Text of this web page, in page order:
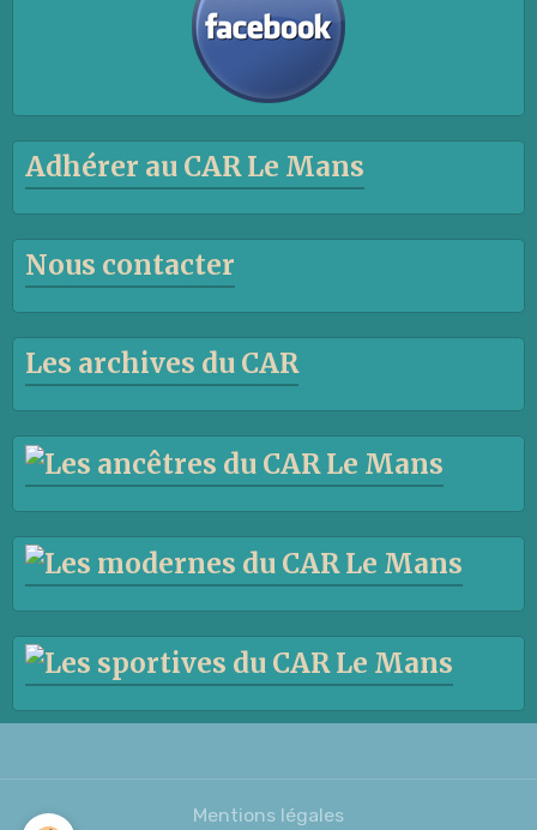
Adhérer au CAR Le Mans
Nous contacter
Les archives du CAR
Mentions légales